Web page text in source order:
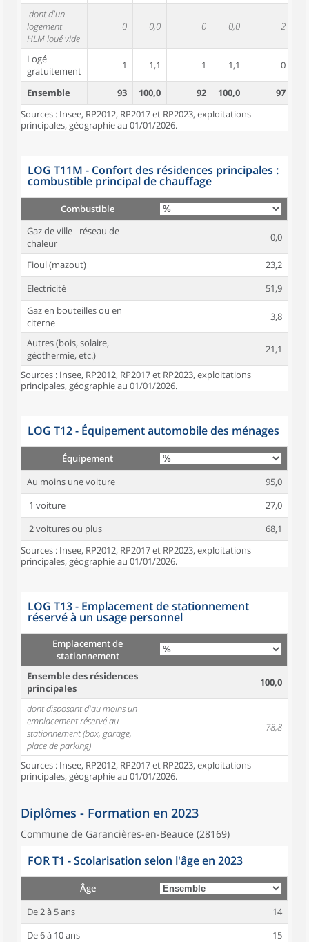
dont d'un
logement
HLM loué vide
0 0,0 0 0,0 2
Logé
gratuitement
1 1,1 1 1,1 0
Ensemble 93 100,0 92 100,0 97
Sources : Insee, RP2012, RP2017 et RP2023, exploitations
principales, géographie au 01/01/2026.
LOG T11M - Confort des résidences principales :
combustible principal de chauffage
Combustible
Gaz de ville - réseau de
chaleur
0,0
Fioul (mazout)
23,2
Electricité
51,9
Gaz en bouteilles ou en
citerne
3,8
Autres (bois, solaire,
géothermie, etc.)
21,1
Sources : Insee, RP2012, RP2017 et RP2023, exploitations
principales, géographie au 01/01/2026.
LOG T12 - Équipement automobile des ménages
Équipement
Au moins une voiture
95,0
1 voiture
27,0
2 voitures ou plus
68,1
Sources : Insee, RP2012, RP2017 et RP2023, exploitations
principales, géographie au 01/01/2026.
LOG T13 - Emplacement de stationnement
réservé à un usage personnel
Emplacement de
stationnement
Ensemble des résidences
principales
100,0
dont disposant d'au moins un
emplacement réservé au
stationnement (box, garage,
place de parking)
78,8
Sources : Insee, RP2012, RP2017 et RP2023, exploitations
principales, géographie au 01/01/2026.
Diplômes - Formation en 2023
Commune de Garancières-en-Beauce (28169)
FOR T1 - Scolarisation selon l'âge en 2023
Âge
De 2 à 5 ans
14
De 6 à 10 ans
15